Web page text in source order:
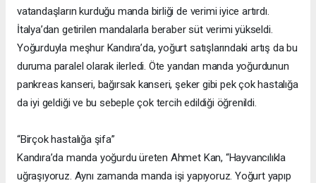
vatandaşların kurduğu manda birliği de verimi iyice artırdı.
İtalya’dan getirilen mandalarla beraber süt verimi yükseldi.
Yoğurduyla meşhur Kandıra’da, yoğurt satışlarındaki artış da bu
duruma paralel olarak ilerledi. Öte yandan manda yoğurdunun
pankreas kanseri, bağırsak kanseri, şeker gibi pek çok hastalığa
da iyi geldiği ve bu sebeple çok tercih edildiği öğrenildi.
“Birçok hastalığa şifa”
Kandıra’da manda yoğurdu üreten Ahmet Kan, “Hayvancılıkla
uğraşıyoruz. Aynı zamanda manda işi yapıyoruz. Yoğurt yapıp